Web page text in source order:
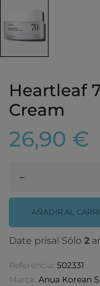
Heartleaf
Cream
26,90 €
–
AÑADIR AL
Date prisa! Sólo 2
Referencia: 502331
Marca: Anua Korean